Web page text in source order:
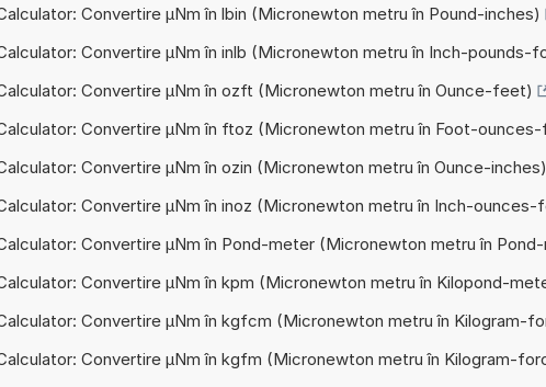
Convertire µNm în lbin (Micronewton metru în Pound-inches)
Convertire µNm în inlb (Micronewton metru în Inch-pounds-
Convertire µNm în ozft (Micronewton metru în Ounce-feet)
Convertire µNm în ftoz (Micronewton metru în Foot-
Convertire µNm în ozin (Micronewton metru în Ounce-inches)
Convertire µNm în inoz (Micronewton metru în Inch-ounces-
Convertire µNm în Pond-meter (Micronewton metru în
Convertire µNm în kpm (Micronewton metru în Kilopond-
Convertire µNm în kgfcm (Micronewton metru în Kilogram-
Convertire µNm în kgfm (Micronewton metru în Kilogram-